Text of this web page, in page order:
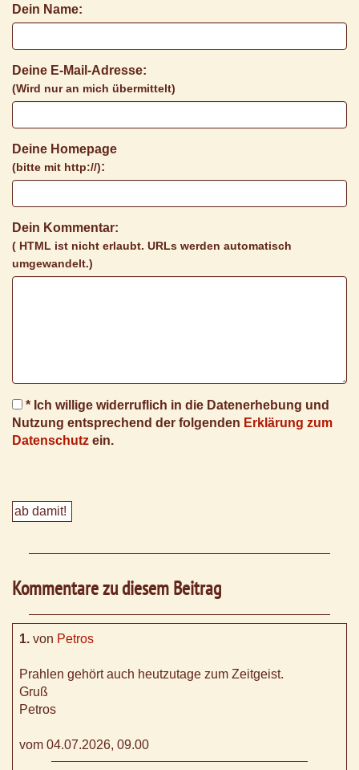
Dein Name:
Deine E-Mail-Adresse:
(Wird nur an mich übermittelt)
Deine Homepage
(bitte mit http://):
Dein Kommentar:
( HTML ist nicht erlaubt. URLs werden automatisch
umgewandelt.)
* Ich willige widerruflich in die Datenerhebung und
Nutzung entsprechend der folgenden Erklärung zum
Datenschutz ein.
Kommentare zu diesem Beitrag
1. von Petros
Prahlen gehört auch heutzutage zum Zeitgeist.
Gruß
Petros
vom 04.07.2026, 09.00